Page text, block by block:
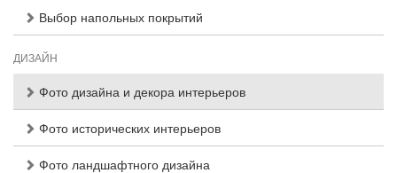
Выбор напольных покрытий
ДИЗАЙН
Фото дизайна и декора интерьеров
Фото исторических интерьеров
Фото ландшафтного дизайна